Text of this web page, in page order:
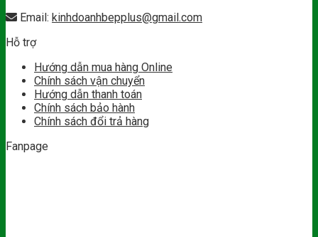
Email: kinhdoanhbepplus@gmail.com
Hỗ trợ
Hướng dẫn mua hàng Online
Chính sách vận chuyển
Hướng dẫn thanh toán
Chính sách bảo hành
Chính sách đổi trả hàng
Fanpage